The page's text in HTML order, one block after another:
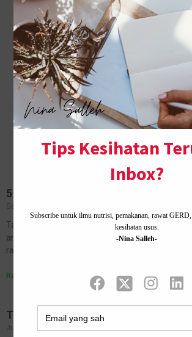
5 Cara mudah untuk buat pasangan
September 10, 2021
Tahun ini sudah 9 tahun saya mendirikan
angka untuk dibanggakan melainkan setiap
rasa penuh syukur dan sabar. Tidak ada
Read More »
TIPS SUAMI ISTERI BAHAGIA
July 12, 2019